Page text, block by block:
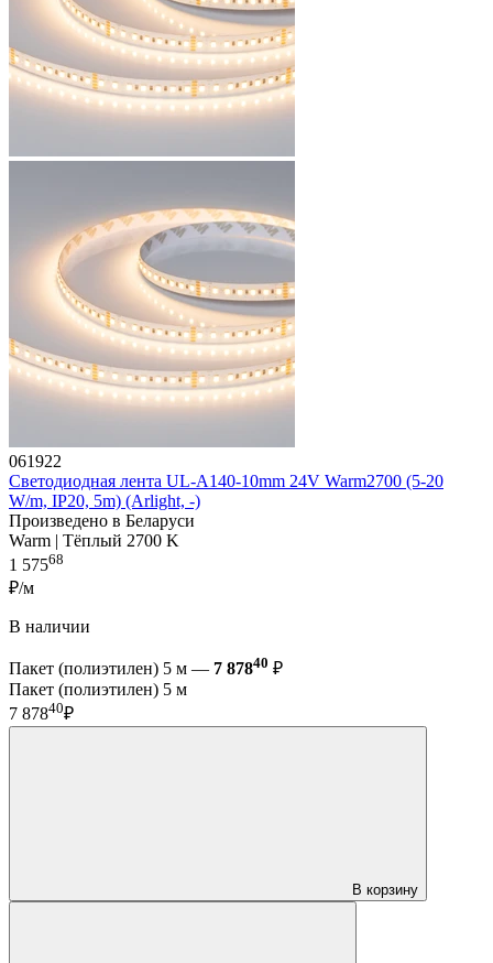
061922
Светодиодная лента UL-A140-10mm 24V Warm2700 (5-20
W/m, IP20, 5m) (Arlight, -)
Произведено в Беларуси
Warm | Тёплый 2700 K
1 57568
₽/м
В наличии
Пакет (полиэтилен) 5 м — 7 87840 ₽
Пакет (полиэтилен) 5 м
7 87840₽
В корзину